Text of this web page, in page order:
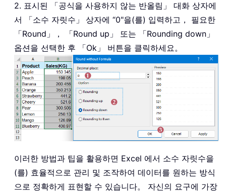
2. 표시된 「공식을 사용하지 않는 반올림」 대화 상자에
서 「소수 자릿수」
상자에 “0"을(를) 입력하고， 필요한
「Round」， 「Round up」 또는 「Rounding down」
옵션을 선택한 후 「Ok」 버튼을 클릭하세요。
이러한 방법과 팁을 활용하면 Excel 에서 소수 자릿수을
(를) 효율적으로 관리 및 조작하여 데이터를 원하는 방식
으로 정확하게 표현할 수 있습니다。 자신의 요구에 가장